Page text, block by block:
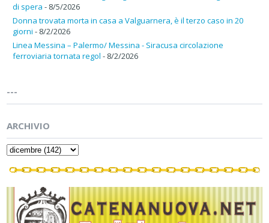
di spera - 8/5/2026
Donna trovata morta in casa a Valguarnera, è il terzo caso in 20
giorni - 8/2/2026
Linea Messina – Palermo/ Messina - Siracusa circolazione
ferroviaria tornata regol - 8/2/2026
---
ARCHIVIO